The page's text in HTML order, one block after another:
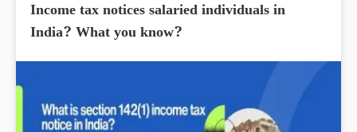
Income tax notices salaried individuals in
India? What you know?